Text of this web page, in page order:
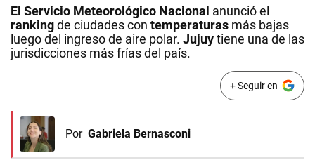
El Servicio Meteorológico Nacional anunció el
rankingde ciudades con temperaturas más bajas
luego del ingreso de aire polar. Jujuytiene una de las
jurisdicciones más frías del país.
+ Seguir en
Por Gabriela Bernasconi